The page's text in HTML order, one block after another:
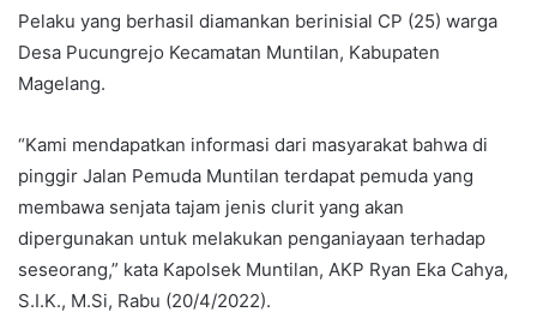
Pelaku yang berhasil diamankan berinisial CP (25) warga
Desa Pucungrejo Kecamatan Muntilan, Kabupaten
Magelang.
“Kami mendapatkan informasi dari masyarakat bahwa di
pinggir Jalan Pemuda Muntilan terdapat pemuda yang
membawa senjata tajam jenis clurit yang akan
dipergunakan untuk melakukan penganiayaan terhadap
seseorang,” kata Kapolsek Muntilan, AKP Ryan Eka Cahya,
S.I.K., M.Si, Rabu (20/4/2022).